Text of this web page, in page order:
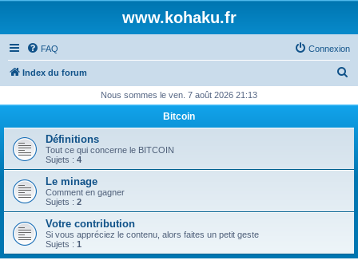
www.kohaku.fr
FAQ Connexion
Index du forum
h
r
Nous sommes le ven. 7 août 2026 21:13
Bitcoin
Définitions
Tout ce qui concerne le BITCOIN
Sujets : 4
Le minage
Comment en gagner
Sujets : 2
Votre contribution
Si vous appréciez le contenu, alors faites un petit geste
Sujets : 1